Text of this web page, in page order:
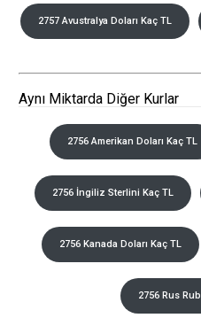
2757 Avustralya Doları Kaç TL
Aynı Miktarda Diğer Kurlar
2756 Amerikan Doları Kaç TL
2756 İngiliz Sterlini Kaç TL
2756 Kanada Doları Kaç TL
2756 Rus